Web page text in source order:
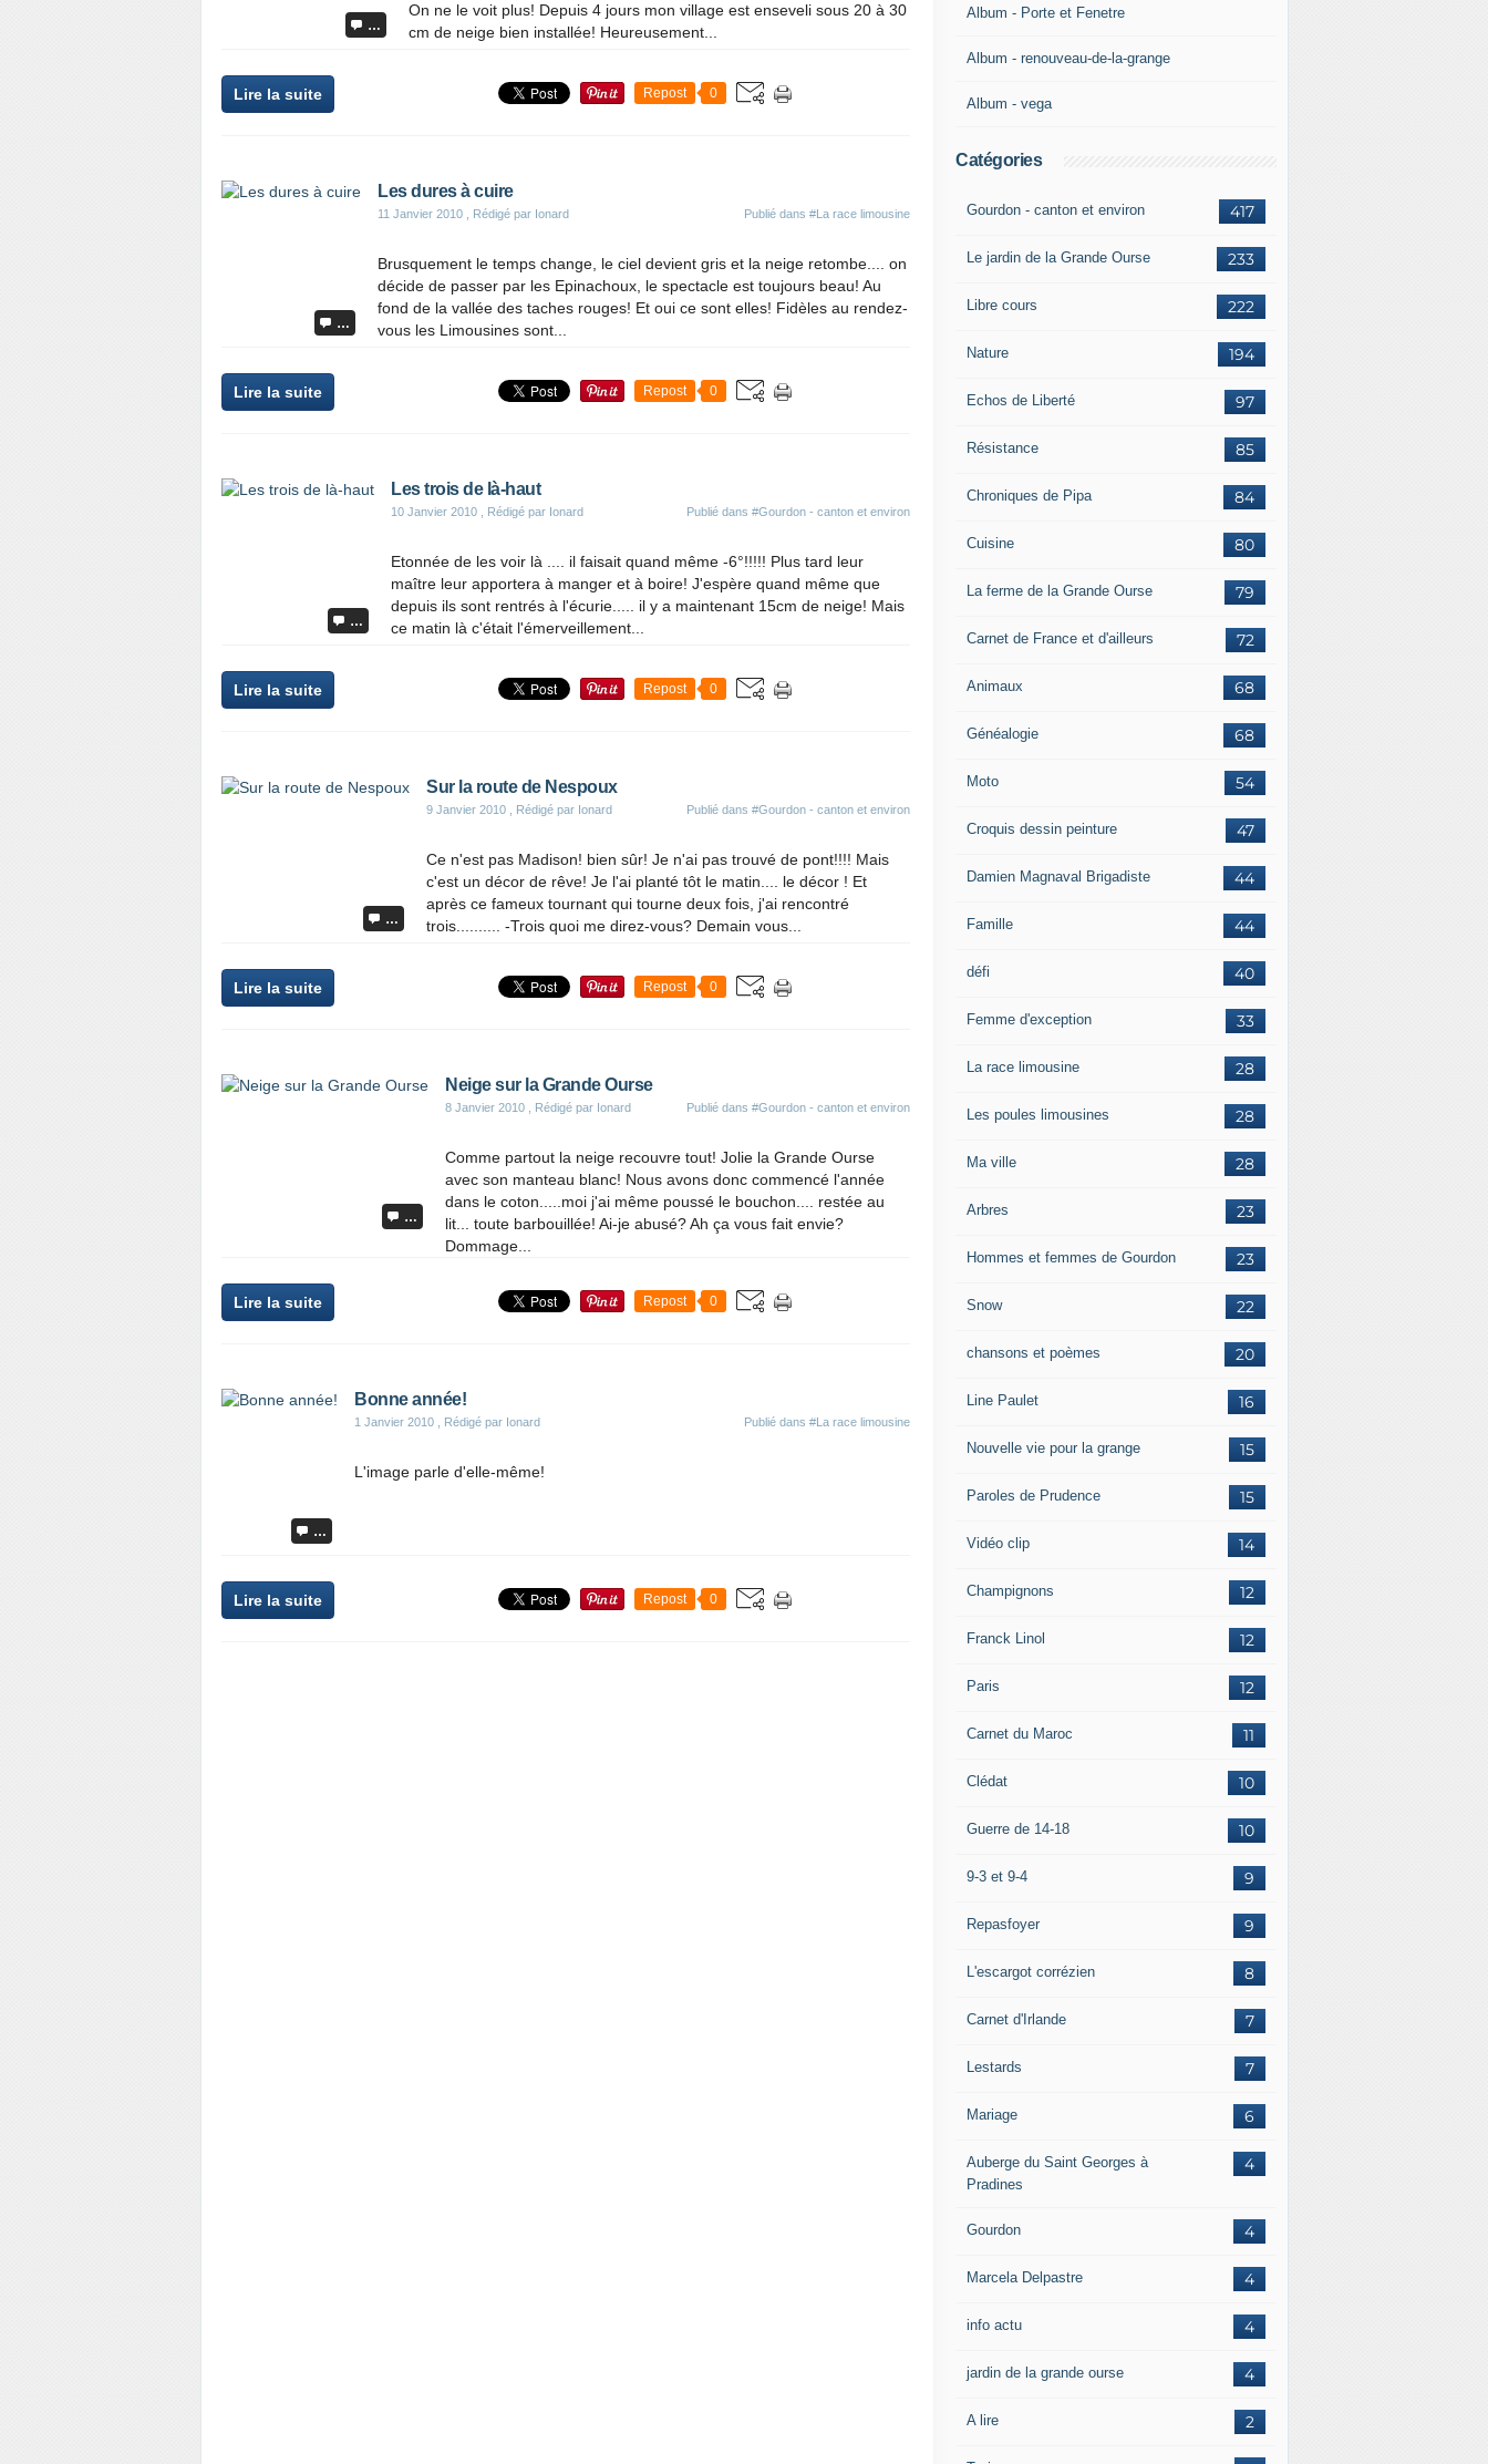
…
On ne le voit plus! Depuis 4 jours mon village est enseveli sous 20 à 30
cm de neige bien installée! Heureusement...
Lire la suite Repost 0
…
Les dures à cuire
11 Janvier 2010 , Rédigé par Ionard Publié dans #La race limousine
Brusquement le temps change, le ciel devient gris et la neige retombe.... on
décide de passer par les Epinachoux, le spectacle est toujours beau! Au
fond de la vallée des taches rouges! Et oui ce sont elles! Fidèles au rendez-
vous les Limousines sont...
Lire la suite Repost 0
…
Les trois de là-haut
10 Janvier 2010 , Rédigé par Ionard Publié dans #Gourdon - canton et environ
Etonnée de les voir là .... il faisait quand même -6°!!!!! Plus tard leur
maître leur apportera à manger et à boire! J'espère quand même que
depuis ils sont rentrés à l'écurie..... il y a maintenant 15cm de neige! Mais
ce matin là c'était l'émerveillement...
Lire la suite Repost 0
…
Sur la route de Nespoux
9 Janvier 2010 , Rédigé par Ionard Publié dans #Gourdon - canton et environ
Ce n'est pas Madison! bien sûr! Je n'ai pas trouvé de pont!!!! Mais
c'est un décor de rêve! Je l'ai planté tôt le matin.... le décor ! Et
après ce fameux tournant qui tourne deux fois, j'ai rencontré
trois.......... -Trois quoi me direz-vous? Demain vous...
Lire la suite Repost 0
…
Neige sur la Grande Ourse
8 Janvier 2010 , Rédigé par Ionard Publié dans #Gourdon - canton et environ
Comme partout la neige recouvre tout! Jolie la Grande Ourse
avec son manteau blanc! Nous avons donc commencé l'année
dans le coton.....moi j'ai même poussé le bouchon.... restée au
lit... toute barbouillée! Ai-je abusé? Ah ça vous fait envie?
Dommage...
Lire la suite Repost 0
…
Bonne année!
1 Janvier 2010 , Rédigé par Ionard Publié dans #La race limousine
L'image parle d'elle-même!
Lire la suite Repost 0
Album - Porte et Fenetre
Album - renouveau-de-la-grange
Album - vega
Catégories
417
Gourdon - canton et environ
233
Le jardin de la Grande Ourse
222
Libre cours
194
Nature
97
Echos de Liberté
85
Résistance
84
Chroniques de Pipa
80
Cuisine
79
La ferme de la Grande Ourse
72
Carnet de France et d'ailleurs
68
Animaux
68
Généalogie
54
Moto
47
Croquis dessin peinture
44
Damien Magnaval Brigadiste
44
Famille
40
défi
33
Femme d'exception
28
La race limousine
28
Les poules limousines
28
Ma ville
23
Arbres
23
Hommes et femmes de Gourdon
22
Snow
20
chansons et poèmes
16
Line Paulet
15
Nouvelle vie pour la grange
15
Paroles de Prudence
14
Vidéo clip
12
Champignons
12
Franck Linol
12
Paris
11
Carnet du Maroc
10
Clédat
10
Guerre de 14-18
9
9-3 et 9-4
9
Repasfoyer
8
L'escargot corrézien
7
Carnet d'Irlande
7
Lestards
6
Mariage
4
Auberge du Saint Georges à
Pradines
4
Gourdon
4
Marcela Delpastre
4
info actu
4
jardin de la grande ourse
2
A lire